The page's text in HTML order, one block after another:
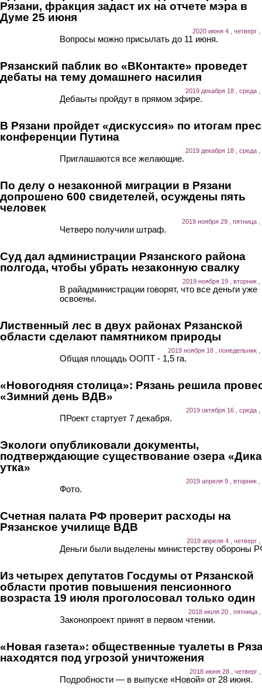
Рязани, фракция задаст их на отчете мэра в
Думе 25 июня
2020 июня 4 , четверг ,
Вопросы можно присылать до 11 июня.
Рязанский паблик во «ВКонтакте» проведет
дебаты на тему домашнего насилия
2019 декабря 18 , среда ,
Дебаыты пройдут в прямом эфире.
В Рязани пройдет «дискуссия» по итогам
конференции Путина
2019 декабря 18 , среда ,
Приглашаются все желающие.
По делу о незаконной миграции в Рязани
допрошено 600 свидетелей, осуждены пять
человек
2019 ноября 29 , пятница ,
Четверо получили штраф.
Суд дал администрации Рязанского района
полгода, чтобы убрать незаконную свалку
2019 ноября 19 , вторник ,
В райадминистрации говорят, что все деньги уже
освоены.
Лиственный лес в двух районах Рязанской
области сделают памятником природы
2019 ноября 18 , понедельник ,
Общая площадь ООПТ - 1,5 га.
«Новогодняя столица»: Рязань решила
«Зимний день ВДВ»
2019 октября 16 , среда ,
ПРоект стартует 7 декабря.
Экологи опубликовали документы,
подтверждающие существование озера
утка»
2019 апреля 9 , вторник ,
Фото.
Счетная палата РФ проверит расходы на
Рязанское училище ВДВ
2019 апреля 4 , четверг ,
Деньги были выделены министерству обороны
Из четырех депутатов Госдумы от Рязанской
области против повышения пенсионного
возраста 19 июля проголосовал только один
2018 июля 20 , пятница ,
Законопроект принят в первом чтении.
«Новая газета»: общественные туалеты в
находятся под угрозой уничтожения
2018 июня 28 , четверг ,
Подробности — в выпуске «Новой» от 28 июня.